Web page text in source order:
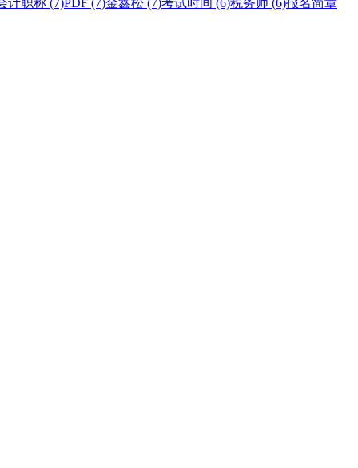
计职称 (7)PDF (7)金鑫松 (7)考试时间 (6)税务师 (6)报名简章